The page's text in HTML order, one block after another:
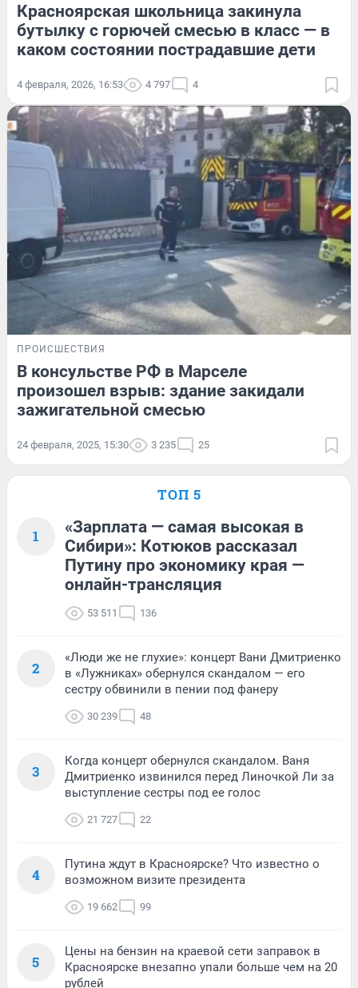
Красноярская школьница закинула
бутылку с горючей смесью в класс — в
каком состоянии пострадавшие дети
4 февраля, 2026, 16:53 4 797 4
ПРОИСШЕСТВИЯ
В консульстве РФ в Марселе
произошел взрыв: здание закидали
зажигательной смесью
24 февраля, 2025, 15:30 3 235 25
ТОП 5
1
«Зарплата — самая высокая в
Сибири»: Котюков рассказал
Путину про экономику края —
онлайн-трансляция
53 511 136
2
«Люди же не глухие»: концерт Вани Дмитриенко
в «Лужниках» обернулся скандалом — его
сестру обвинили в пении под фанеру
30 239 48
3
Когда концерт обернулся скандалом. Ваня
Дмитриенко извинился перед Линочкой Ли за
выступление сестры под ее голос
21 727 22
4
Путина ждут в Красноярске? Что известно о
возможном визите президента
19 662 99
5
Цены на бензин на краевой сети заправок в
Красноярске внезапно упали больше чем на 20
рублей